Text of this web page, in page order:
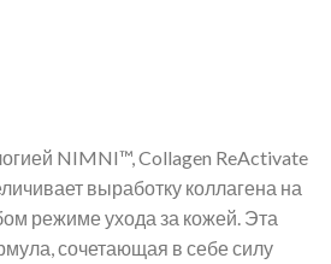
NIMNI™, Collagen ReActivate
выработку коллагена на
режиме ухода за кожей. Эта
сочетающая в себе силу